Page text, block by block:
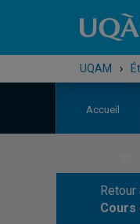
UQAM ›
Accueil